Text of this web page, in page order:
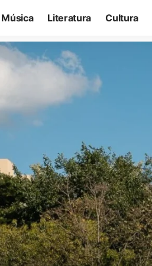
Música Literatura Cultura